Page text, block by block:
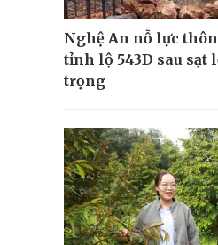
Nghệ An nỗ lực
tỉnh lộ 543D sau sạt
trọng